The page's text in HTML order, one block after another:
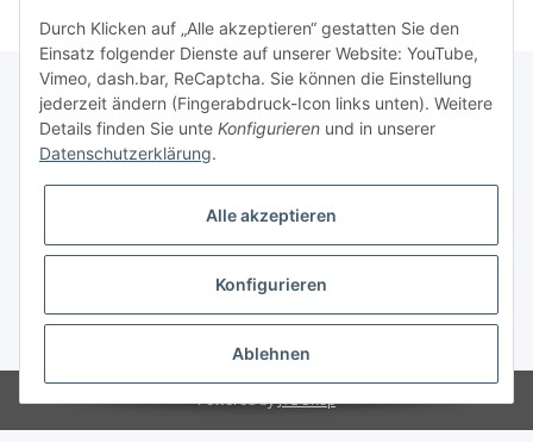
Informationen
Gesetzliche Informationen
Powered byJTL-Shop
Durch Klicken auf „Alle akzeptieren“ gestatten Sie den
Einsatz folgender Dienste auf unserer Website: YouTube,
Vimeo, dash.bar, ReCaptcha. Sie können die Einstellung
jederzeit ändern (Fingerabdruck-Icon links unten). Weitere
Details finden Sie unte Konfigurieren und in unserer
Datenschutzerklärung.
Alle akzeptieren
Konfigurieren
Ablehnen